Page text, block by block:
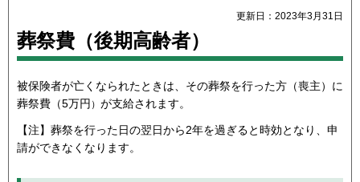
更新日：2023年3月31日
葬祭費（後期高齢者）
被保険者が亡くなられたときは、その葬祭を行った方（喪主）に
葬祭費（5万円 ） が支給されます。
【注】葬祭を行った日の翌日から2年を過ぎると時効となり、申
請ができなくなります。